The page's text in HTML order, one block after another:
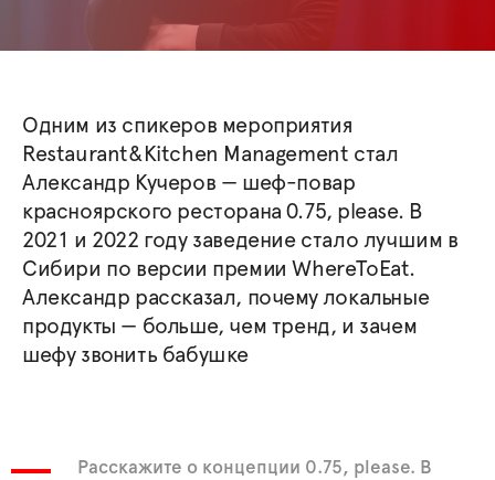
Одним из спикеров мероприятия
Restaurant&Kitchen Management стал
Александр Кучеров — шеф-повар
красноярского ресторана 0.75, please. В
2021 и 2022 году заведение стало лучшим в
Сибири по версии премии WhereToEat.
Александр рассказал, почему локальные
продукты — больше, чем тренд, и зачем
шефу звонить бабушке
Расскажите о концепции 0.75, please. В